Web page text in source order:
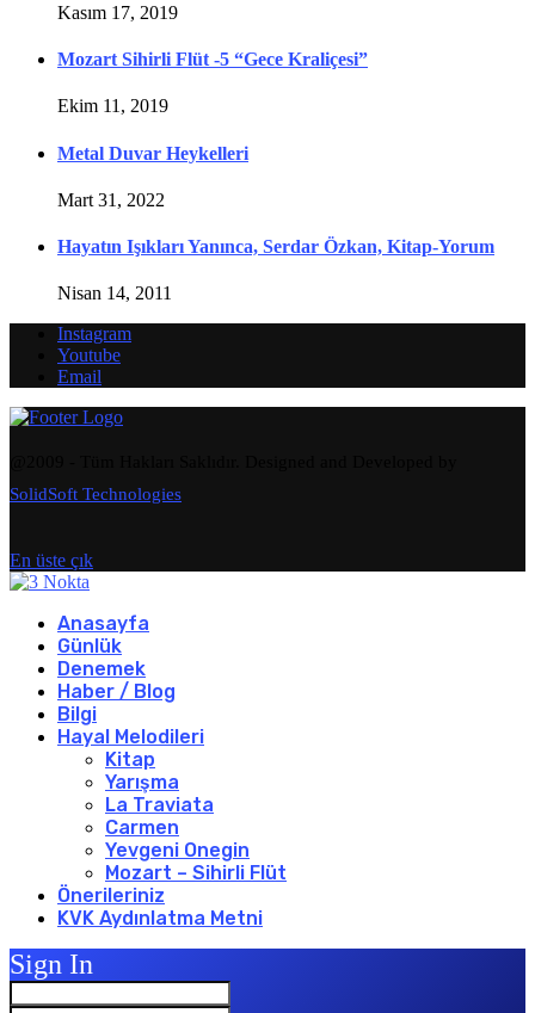
Kasım 17, 2019
Mozart Sihirli Flüt -5 “Gece Kraliçesi”
Ekim 11, 2019
Metal Duvar Heykelleri
Mart 31, 2022
Hayatın Işıkları Yanınca, Serdar Özkan, Kitap-Yorum
Nisan 14, 2011
Instagram
Youtube
Email
SolidSoft Technologies
En üste çık
Anasayfa
Günlük
Denemek
Haber / Blog
Bilgi
Hayal Melodileri
Kitap
Yarışma
La Traviata
Carmen
Yevgeni Onegin
Mozart – Sihirli Flüt
Önerileriniz
KVK Aydınlatma Metni
Sign In